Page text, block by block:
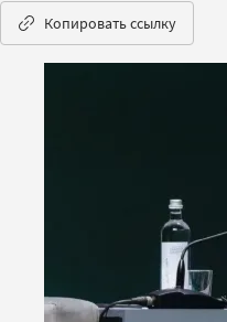
Копировать ссылку